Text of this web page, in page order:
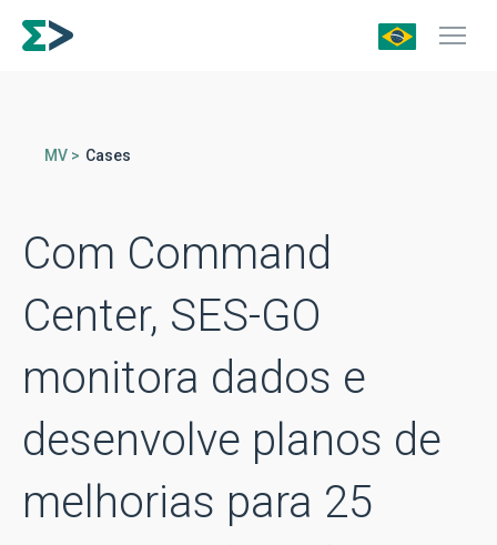
MV > Cases
Com Command
Center, SES-GO
monitora dados e
desenvolve planos de
melhorias para 25